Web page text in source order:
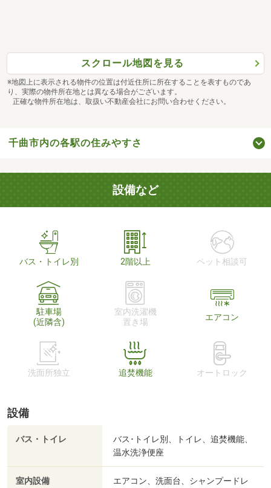
スクロール地図を見る
※地図上に表示される物件の位置は付近住所に所在することを表すものであ
り、実際の物件所在地とは異なる場合がございます。
正確な物件所在地は、取扱い不動産会社にお問い合わせください。
千曲市内の各駅の住みやすさ
設備など
バス・トイレ別 2階以上 ペット相談可
駐車場
(近隣含)
室内洗濯機
置き場
エアコン
洗面所独立 追焚機能 オートロック
設備
バス・トイレ
バス･トイレ別、トイレ、追焚機能、
温水洗浄便座
室内設備
エアコン、洗面台、シャンプードレ